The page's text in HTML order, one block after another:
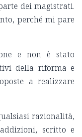
dei magistrati.
perché mi pare
e non è stato
della riforma e
a realizzare
razionalità,
scritto e